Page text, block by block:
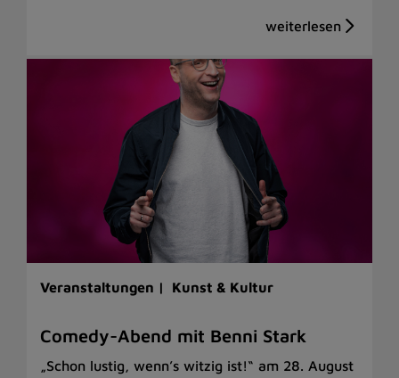
Veranstaltungen | Kunst & Kultur
Comedy-Abend mit Benni Stark
„Schon lustig, wenn’s witzig ist!“ am 28. August